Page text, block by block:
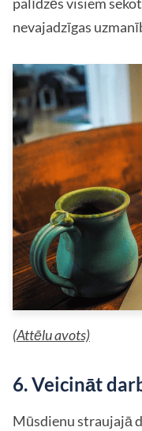
nevajadzīgas
(Attēlu avots)
6. Veicināt
Mūsdienu straujajā